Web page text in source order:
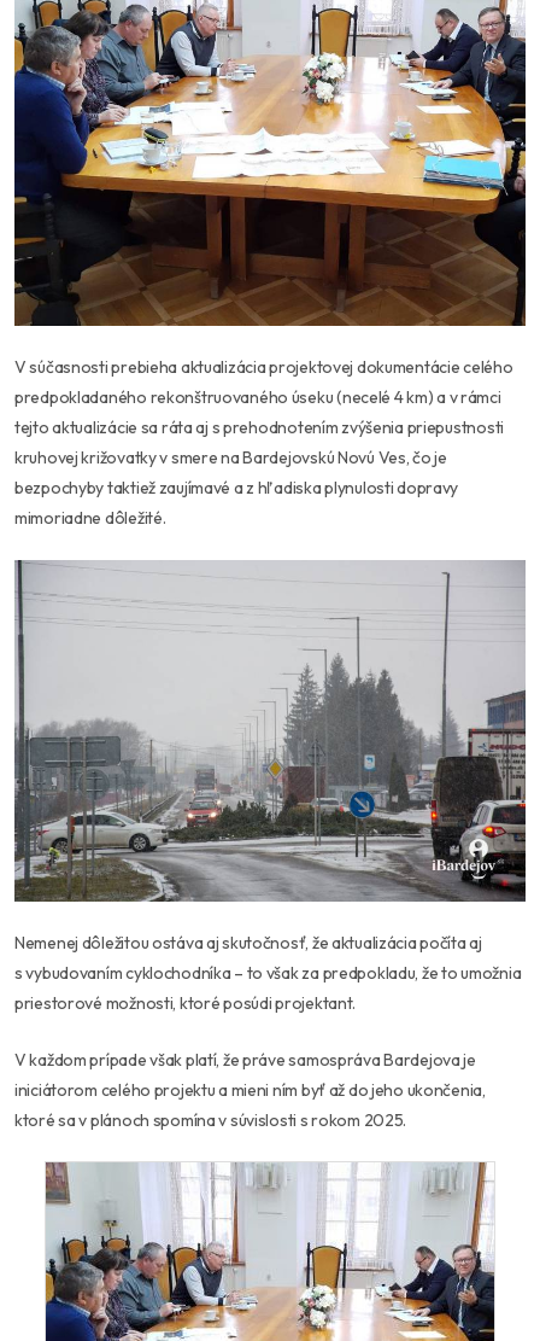
V súčasnosti prebieha aktualizácia projektovej dokumentácie celého
predpokladaného rekonštruovaného úseku (necelé 4 km) a v rámci
tejto aktualizácie sa ráta aj s prehodnotením zvýšenia priepustnosti
kruhovej križovatky v smere na Bardejovskú Novú Ves, čo je
bezpochyby taktiež zaujímavé a z hľadiska plynulosti dopravy
mimoriadne dôležité.
Nemenej dôležitou ostáva aj skutočnosť, že aktualizácia počíta aj
s vybudovaním cyklochodníka – to však za predpokladu, že to umožnia
priestorové možnosti, ktoré posúdi projektant.
V každom prípade však platí, že práve samospráva Bardejova je
iniciátorom celého projektu a mieni ním byť až do jeho ukončenia,
ktoré sa v plánoch spomína v súvislosti s rokom 2025.